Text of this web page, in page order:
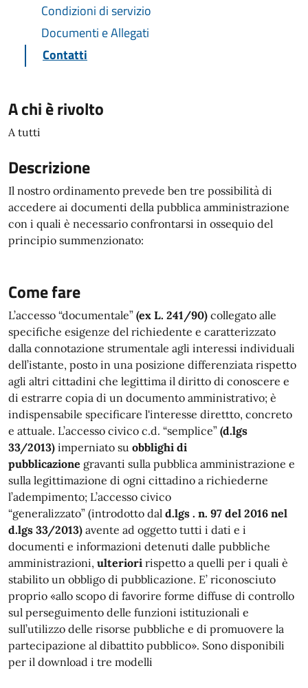
Condizioni di servizio
Documenti e Allegati
Contatti
A chi è rivolto
A tutti
Descrizione
Il nostro ordinamento prevede ben tre possibilità di
accedere ai documenti della pubblica amministrazione
con i quali è necessario confrontarsi in ossequio del
principio summenzionato:
Come fare
L’accesso “documentale” (ex L. 241/90) collegato alle
specifiche esigenze del richiedente e caratterizzato
dalla connotazione strumentale agli interessi individuali
dell’istante, posto in una posizione differenziata rispetto
agli altri cittadini che legittima il diritto di conoscere e
di estrarre copia di un documento amministrativo; è
indispensabile specificare l'interesse direttto, concreto
e attuale. L’accesso civico c.d. “semplice” (d.lgs
33/2013) imperniato su obblighi di
pubblicazione gravanti sulla pubblica amministrazione e
sulla legittimazione di ogni cittadino a richiederne
l’adempimento; L’accesso civico
“generalizzato” (introdotto dal d.lgs . n. 97 del 2016 nel
d.lgs 33/2013) avente ad oggetto tutti i dati e i
documenti e informazioni detenuti dalle pubbliche
amministrazioni, ulteriori rispetto a quelli per i quali è
stabilito un obbligo di pubblicazione. E’ riconosciuto
proprio «allo scopo di favorire forme diffuse di controllo
sul perseguimento delle funzioni istituzionali e
sull’utilizzo delle risorse pubbliche e di promuovere la
partecipazione al dibattito pubblico». Sono disponibili
per il download i tre modelli